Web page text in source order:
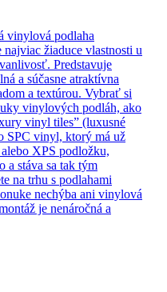
vinylová podlaha
žiaduce vlastnosti u
Predstavuje
a súčasne atraktívna
a textúrou. Vybrať si
vinylových podláh, ako
vinyl tiles” (luxusné
SPC vinyl, ktorý má už
XPS podložku,
a stáva sa tak tým
na trhu s podlahami
nechýba ani vinylová
je nenáročná a